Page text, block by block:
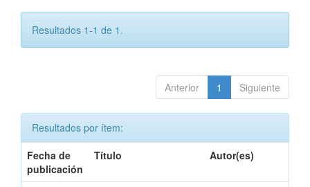
Resultados 1-1 de 1.
Anterior 1 Siguiente
Resultados por ítem:
Fecha de
publicación
Título Autor(es)